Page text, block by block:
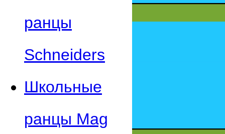
ранцы
Schneiders
Школьные
ранцы Mag